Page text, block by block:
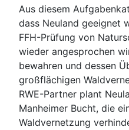
Aus diesem
dass Neuland geeignet
FFH-Prüfung von
wieder angesprochen
bewahren und dessen
großflächigen
RWE-Partner plant
Manheimer Bucht, die
Waldvernetzung